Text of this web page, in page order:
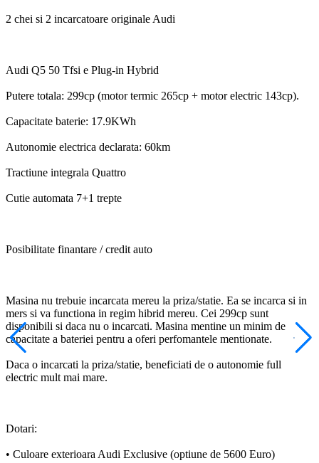
2 chei si 2 incarcatoare originale Audi
Audi Q5 50 Tfsi e Plug-in Hybrid
Putere totala: 299cp (motor termic 265cp + motor electric 143cp).
Capacitate baterie: 17.9KWh
Autonomie electrica declarata: 60km
Tractiune integrala Quattro
Cutie automata 7+1 trepte
Posibilitate finantare / credit auto
Masina nu trebuie incarcata mereu la priza/statie. Ea se incarca si in
mers si va functiona in regim hibrid mereu. Cei 299cp sunt
disponibili si daca nu o incarcati. Masina mentine un minim de
capacitate a bateriei pentru a oferi perfomantele mentionate.
Daca o incarcati la priza/statie, beneficiati de o autonomie full
electric mult mai mare.
Dotari:
• Culoare exterioara Audi Exclusive (optiune de 5600 Euro)